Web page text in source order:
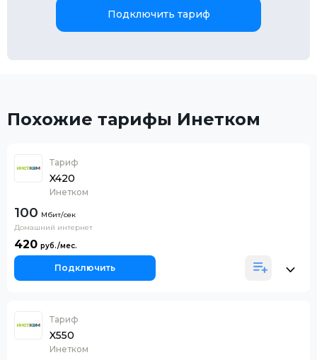
Подключить тариф
Похожие тарифы Инетком
Тариф
X420
Инетком
100
Домашний интернет
420
Подключить
Тариф
X550
Инетком